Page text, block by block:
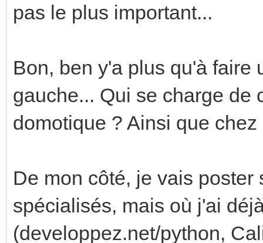
pas le plus important...
Bon, ben y'a plus qu'à faire
gauche... Qui se charge de
domotique ? Ainsi que
De mon côté, je vais
spécialisés, mais où j'ai
(developpez.net/python,